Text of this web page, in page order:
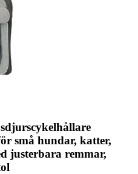
små hundar, katter,
justerbara remmar,